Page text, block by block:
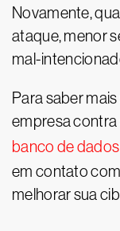
Novamente,
ataque, menor
mal-
Para saber
empresa contra
banco de
em contato
melhorar sua